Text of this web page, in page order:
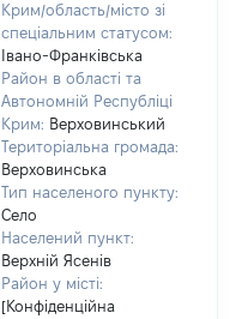
Крим/область/місто зі
спеціальним статусом:
Івано-Франківська
Район в області та
Автономній Республіці
Крим: Верховинський
Територіальна громада:
Верховинська
Тип населеного пункту:
Село
Населений пункт:
Верхній Ясенів
Район у місті:
[Конфіденційна